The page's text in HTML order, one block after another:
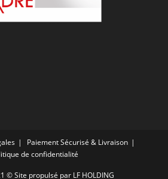
Paiement Sécurisé & Livraison
de confidentialité
© Site propulsé par LF HOLDING